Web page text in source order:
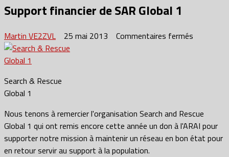
Support financier de SAR Global 1
Martin VE2ZVL 25 mai 2013 Commentaires fermés
Search & Rescue
Global 1
Nous tenons à remercier l'organisation Search and Rescue
Global 1 qui ont remis encore cette année un don à l'ARAI pour
supporter notre mission à maintenir un réseau en bon état pour
en retour servir au support à la population.